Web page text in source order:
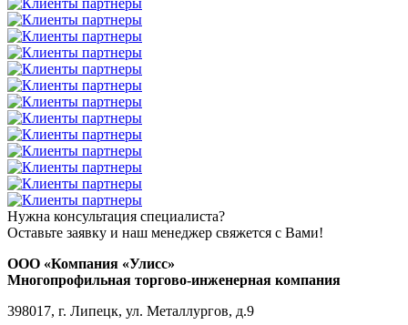
Нужна консультация специалиста?
Оставьте заявку и наш менеджер свяжется с Вами!
ООО «Компания «Улисс»
Многопрофильная торгово-инженерная компания
398017, г. Липецк, ул. Металлургов, д.9